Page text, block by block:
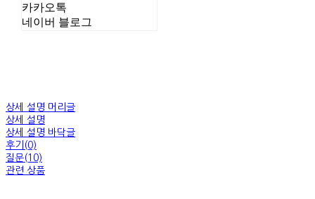
카카오톡
네이버 블로그
상세 설명 머리글
상세 설명
상세 설명 바닥글
후기(0)
질문(10)
관련 상품